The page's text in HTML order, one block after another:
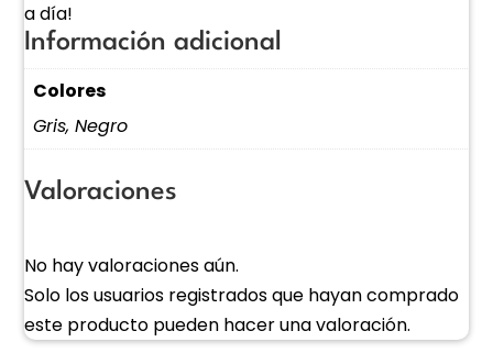
a día!
Información adicional
Colores
Gris, Negro
Valoraciones
No hay valoraciones aún.
Solo los usuarios registrados que hayan comprado
este producto pueden hacer una valoración.